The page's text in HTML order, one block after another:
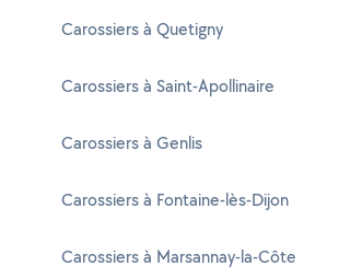
Carossiers à Quetigny
Carossiers à Saint-Apollinaire
Carossiers à Genlis
Carossiers à Fontaine-lès-Dijon
Carossiers à Marsannay-la-Côte